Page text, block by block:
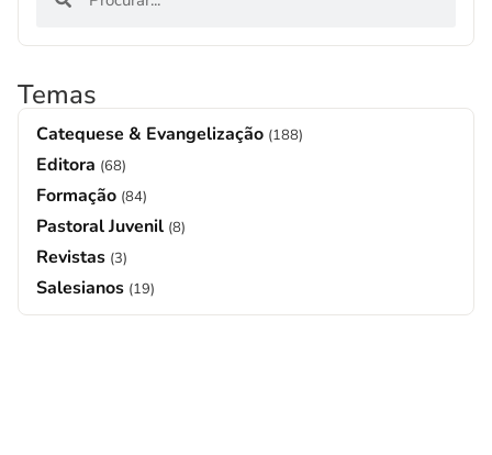
Temas
Catequese & Evangelização (188)
Editora (68)
Formação (84)
Pastoral Juvenil (8)
Revistas (3)
Salesianos (19)